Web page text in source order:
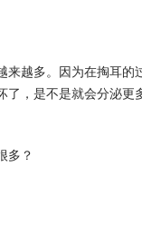
越多。因为在掏耳的
，是不是就会分泌更
多？